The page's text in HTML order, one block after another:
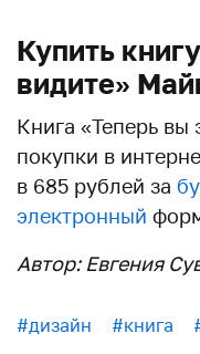
Купить
видите»
Книга «Теперь вы
покупки в
в 685 рублей за
электронный
Автор: Евгения
#дизайн #книга